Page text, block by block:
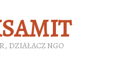
DZIAŁACZ NGO